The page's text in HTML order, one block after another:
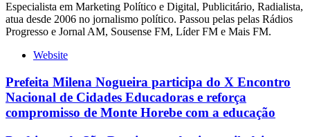
Especialista em Marketing Político e Digital, Publicitário, Radialista,
atua desde 2006 no jornalismo político. Passou pelas pelas Rádios
Progresso e Jornal AM, Sousense FM, Líder FM e Mais FM.
Website
Prefeita Milena Nogueira participa do X Encontro
Nacional de Cidades Educadoras e reforça
compromisso de Monte Horebe com a educação